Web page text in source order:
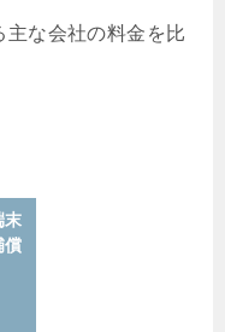
な会社の料金を比
末
償